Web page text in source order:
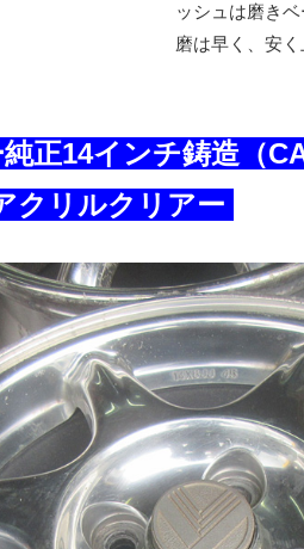
ッシュは磨き
磨は早く、安く
正14インチ鋳造（
クリルクリアー